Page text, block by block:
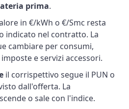
prima.
in €/kWh o €/Smc resta
indicato nel contratto. La
cambiare per consumi,
e servizi accessori.
il corrispettivo segue il PUN o
dall'offerta. La
o sale con l'indice.